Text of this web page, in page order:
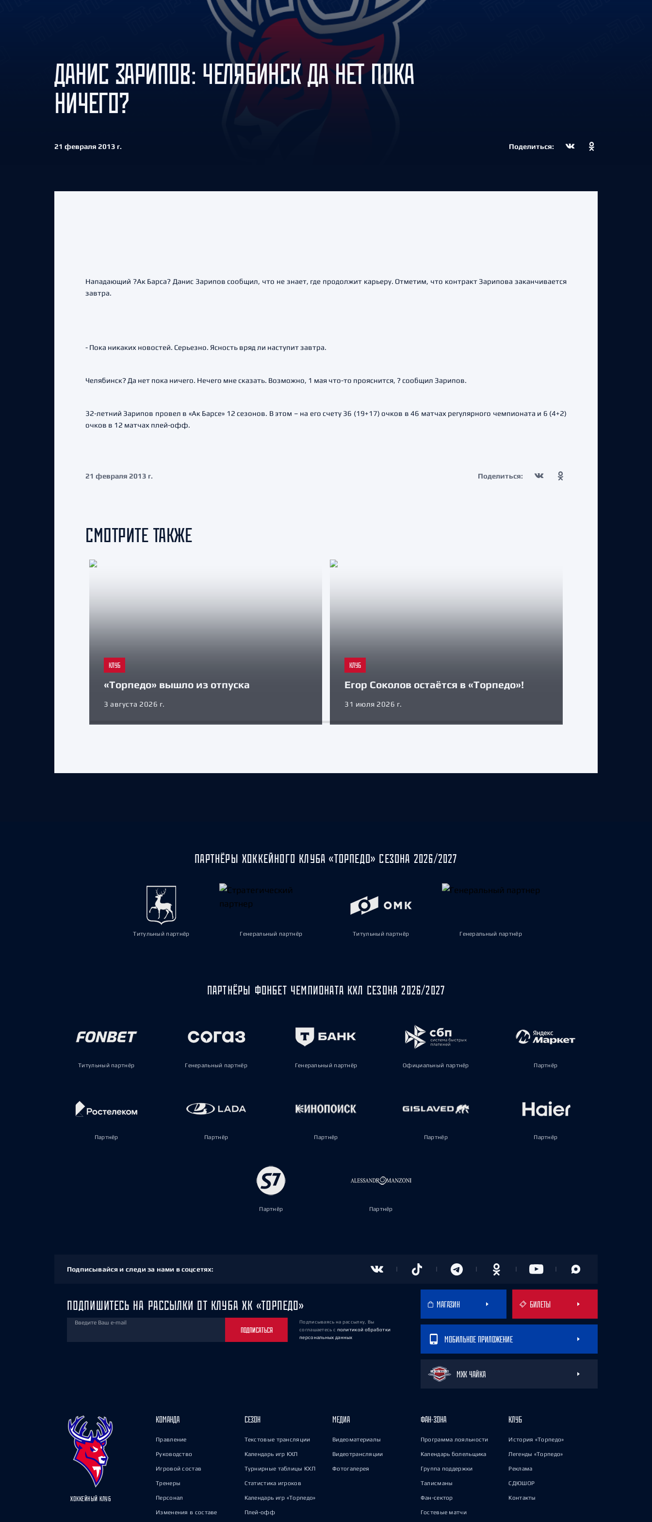
Амур
Барыс
Салават Юлаев
Сибирь
ДАНИС ЗАРИПОВ: ЧЕЛЯБИНСК ДА НЕТ ПОКА
НИЧЕГО?
21 февраля 2013 г. Поделиться:
Нападающий ?Ак Барса? Данис Зарипов сообщил, что не знает, где продолжит карьеру. Отметим, что контракт Зарипова заканчивается
завтра.
- Пока никаких новостей. Серьезно. Ясность вряд ли наступит завтра.
Челябинск? Да нет пока ничего. Нечего мне сказать. Возможно, 1 мая что-то прояснится, ? сообщил Зарипов.
32-летний Зарипов провел в «Ак Барсе» 12 сезонов. В этом – на его счету 36 (19+17) очков в 46 матчах регулярного чемпионата и 6 (4+2)
очков в 12 матчах плей-офф.
21 февраля 2013 г. Поделиться:
СМОТРИТЕ ТАКЖЕ
КЛУБ
«Торпедо» вышло из отпуска
3 августа 2026 г.
КЛУБ
Егор Соколов остаётся в «Торпедо»!
31 июля 2026 г.
ПАРТНЁРЫ ХОККЕЙНОГО КЛУБА «ТОРПЕДО» СЕЗОНА 2026/2027
Титульный партнёр Генеральный партнёр Титульный партнёр Генеральный партнёр
ПАРТНЁРЫ ФОНБЕТ ЧЕМПИОНАТА КХЛ СЕЗОНА 2026/2027
Титульный партнёр Генеральный партнёр Генеральный партнёр Официальный партнёр Партнёр
Партнёр Партнёр Партнёр Партнёр Партнёр
Партнёр Партнёр
Подписывайся и следи за нами в соцсетях:
ПОДПИШИТЕСЬ НА РАССЫЛКИ ОТ КЛУБА ХК «ТОРПЕДО»
Введите Ваш e-mail
ПОДПИСАТЬСЯ
Подписываясь на рассылку, Вы
соглашаетесь с политикой обработки
персональных данных
МАГАЗИН БИЛЕТЫ
МОБИЛЬНОЕ ПРИЛОЖЕНИЕ
МХК ЧАЙКА
ХОККЕЙНЫЙ КЛУБ
КОМАНДА
Правление
Руководство
Игровой состав
Тренеры
Персонал
Изменения в составе
СЕЗОН
Текстовые трансляции
Календарь игр КХЛ
Турнирные таблицы КХЛ
Статистика игроков
Календарь игр «Торпедо»
Плей-офф
МЕДИА
Видеоматериалы
Видеотрансляции
Фотогалерея
ФАН-ЗОНА
Программа лояльности
Календарь болельщика
Группа поддержки
Талисманы
Фан-сектор
Гостевые матчи
КЛУБ
История «Торпедо»
Легенды «Торпедо»
Реклама
СДЮШОР
Контакты